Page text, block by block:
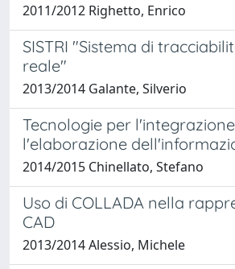
2011/2012 Righetto, Enrico
SISTRI "Sistema di
reale"
2013/2014 Galante, Silverio
Tecnologie per
l'elaborazione
2014/2015 Chinellato, Stefano
Uso di COLLADA nella
CAD
2013/2014 Alessio, Michele